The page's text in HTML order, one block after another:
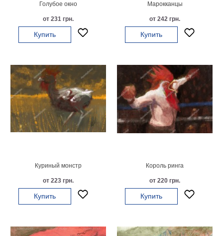
холсте
размеров
Наши
работы
Голубое окно
от 231 грн.
Купить
Марокканцы
от 242 грн.
Купить
Куриный монстр
от 223 грн.
Купить
Король ринга
от 220 грн.
Купить